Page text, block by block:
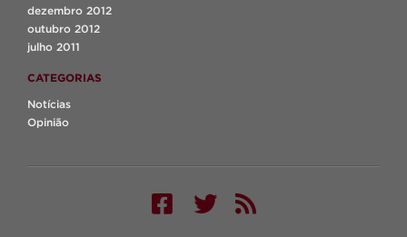
dezembro 2012
outubro 2012
julho 2011
CATEGORIAS
Notícias
Opinião